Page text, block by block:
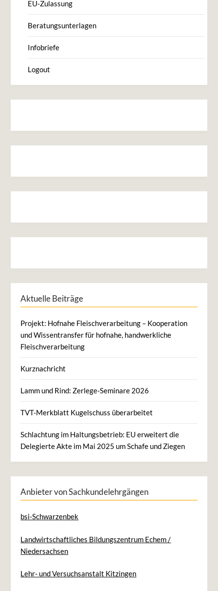
EU-Zulassung
Beratungsunterlagen
Infobriefe
Logout
Aktuelle Beiträge
Projekt: Hofnahe Fleischverarbeitung – Kooperation
und Wissentransfer für hofnahe, handwerkliche
Fleischverarbeitung
Kurznachricht
Lamm und Rind: Zerlege-Seminare 2026
TVT-Merkblatt Kugelschuss überarbeitet
Schlachtung im Haltungsbetrieb: EU erweitert die
Delegierte Akte im Mai 2025 um Schafe und Ziegen
Anbieter von Sachkundelehrgängen
bsi-Schwarzenbek
Landwirtschaftliches Bildungszentrum Echem /
Niedersachsen
Lehr- und Versuchsanstalt Kitzingen